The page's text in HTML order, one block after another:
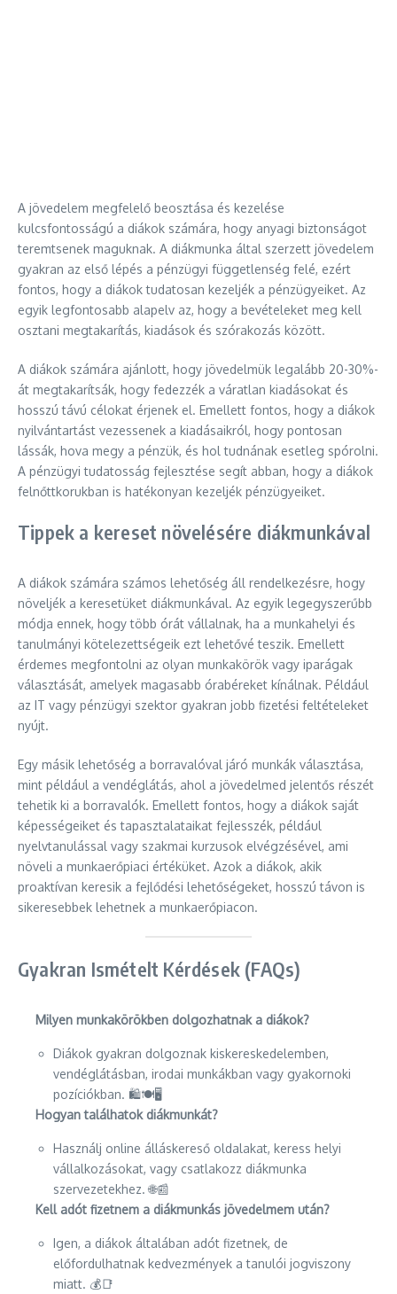
A jövedelem megfelelő beosztása és kezelése
kulcsfontosságú a diákok számára, hogy anyagi biztonságot
teremtsenek maguknak. A diákmunka által szerzett jövedelem
gyakran az első lépés a pénzügyi függetlenség felé, ezért
fontos, hogy a diákok tudatosan kezeljék a pénzügyeiket. Az
egyik legfontosabb alapelv az, hogy a bevételeket meg kell
osztani megtakarítás, kiadások és szórakozás között.
A diákok számára ajánlott, hogy jövedelmük legalább 20-30%-
át megtakarítsák, hogy fedezzék a váratlan kiadásokat és
hosszú távú célokat érjenek el. Emellett fontos, hogy a diákok
nyilvántartást vezessenek a kiadásaikról, hogy pontosan
lássák, hova megy a pénzük, és hol tudnának esetleg spórolni.
A pénzügyi tudatosság fejlesztése segít abban, hogy a diákok
felnőttkorukban is hatékonyan kezeljék pénzügyeiket.
Tippek a kereset növelésére diákmunkával
A diákok számára számos lehetőség áll rendelkezésre, hogy
növeljék a keresetüket diákmunkával. Az egyik legegyszerűbb
módja ennek, hogy több órát vállalnak, ha a munkahelyi és
tanulmányi kötelezettségeik ezt lehetővé teszik. Emellett
érdemes megfontolni az olyan munkakörök vagy iparágak
választását, amelyek magasabb órabéreket kínálnak. Például
az IT vagy pénzügyi szektor gyakran jobb fizetési feltételeket
nyújt.
Egy másik lehetőség a borravalóval járó munkák választása,
mint például a vendéglátás, ahol a jövedelmed jelentős részét
tehetik ki a borravalók. Emellett fontos, hogy a diákok saját
képességeiket és tapasztalataikat fejlesszék, például
nyelvtanulással vagy szakmai kurzusok elvégzésével, ami
növeli a munkaerőpiaci értéküket. Azok a diákok, akik
proaktívan keresik a fejlődési lehetőségeket, hosszú távon is
sikeresebbek lehetnek a munkaerőpiacon.
Gyakran Ismételt Kérdések (FAQs)
Milyen munkakörökben dolgozhatnak a diákok?
Diákok gyakran dolgoznak kiskereskedelemben,
vendéglátásban, irodai munkákban vagy gyakornoki
pozíciókban. 🛍️🍽️🖥️
Hogyan találhatok diákmunkát?
Használj online álláskereső oldalakat, keress helyi
vállalkozásokat, vagy csatlakozz diákmunka
szervezetekhez. 🌐📰
Kell adót fizetnem a diákmunkás jövedelmem után?
Igen, a diákok általában adót fizetnek, de
előfordulhatnak kedvezmények a tanulói jogviszony
miatt. 💰📑